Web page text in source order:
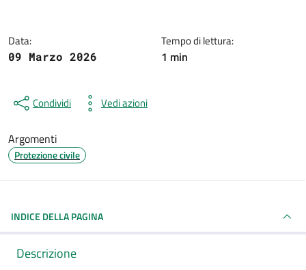
Data:
09 Marzo 2026
Tempo di lettura:
1 min
Condividi Vedi azioni
Argomenti
Protezione civile
INDICE DELLA PAGINA
Descrizione